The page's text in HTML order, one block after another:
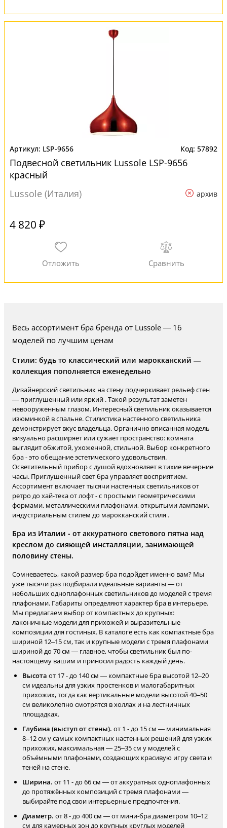
LSP-9656 57892
Подвесной светильник Lussole LSP-9656
красный
Lussole (Италия)
архив
4 820 ₽
Весь ассортимент бра бренда от Lussole — 16
моделей по лучшим ценам
Стили: будь то классический или марокканский —
коллекция пополняется еженедельно
Дизайнерский светильник на стену подчеркивает рельеф стен
— приглушенный или яркий . Такой результат заметен
невооруженным глазом. Интересный светильник оказывается
изюминкой в спальне. Стилистика настенного светильника
демонстрирует вкус владельца. Органично вписанная модель
визуально расширяет или сужает пространство: комната
выглядит обжитой, ухоженной, стильной. Выбор конкретного
бра - это обещание эстетического удовольствия.
Осветительный прибор с душой вдохновляет в тихие вечерние
часы. Приглушенный свет бра управляет восприятием.
Ассортимент включает тысячи настенных светильников от
ретро до хай-тека от лофт - с простыми геометрическими
формами, металлическими плафонами, открытыми лампами,
индустриальным стилем до марокканский стиля .
Бра из Италии - от аккуратного светового пятна над
креслом до сияющей инсталляции, занимающей
половину стены.
Сомневаетесь, какой размер бра подойдет именно вам? Мы
уже тысячи раз подбирали идеальные варианты — от
небольших одноплафонных светильников до моделей с тремя
плафонами. Габариты определяют характер бра в интерьере.
Мы предлагаем выбор от компактных до крупных:
лаконичные модели для прихожей и выразительные
композиции для гостиных. В каталоге есть как компактные бра
шириной 12–15 см, так и крупные модели с тремя плафонами
шириной до 70 см — главное, чтобы светильник был по-
настоящему вашим и приносил радость каждый день.
Высота от 17 - до 140 см — компактные бра высотой 12–20
см идеальны для узких простенков и малогабаритных
прихожих, тогда как вертикальные модели высотой 40–50
см великолепно смотрятся в холлах и на лестничных
площадках.
Глубина (выступ от стены). от 1 - до 15 см — минимальная
8–12 см у самых компактных настенных решений для узких
прихожих, максимальная — 25–35 см у моделей с
объёмными плафонами, создающих красивую игру света и
теней на стене.
Ширина. от 11 - до 66 см — от аккуратных одноплафонных
до протяжённых композиций с тремя плафонами —
выбирайте под свои интерьерные предпочтения.
Диаметр. от 8 - до 400 см — от мини-бра диаметром 10–12
см для камерных зон до крупных круглых моделей